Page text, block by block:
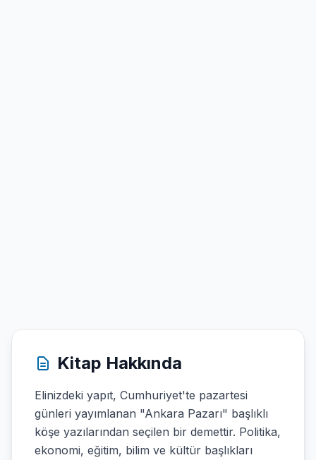
Kitap Hakkında
Elinizdeki yapıt, Cumhuriyet'te pazartesi
günleri yayımlanan "Ankara Pazarı" başlıklı
köşe yazılarından seçilen bir demettir. Politika,
ekonomi, eğitim, bilim ve kültür başlıkları